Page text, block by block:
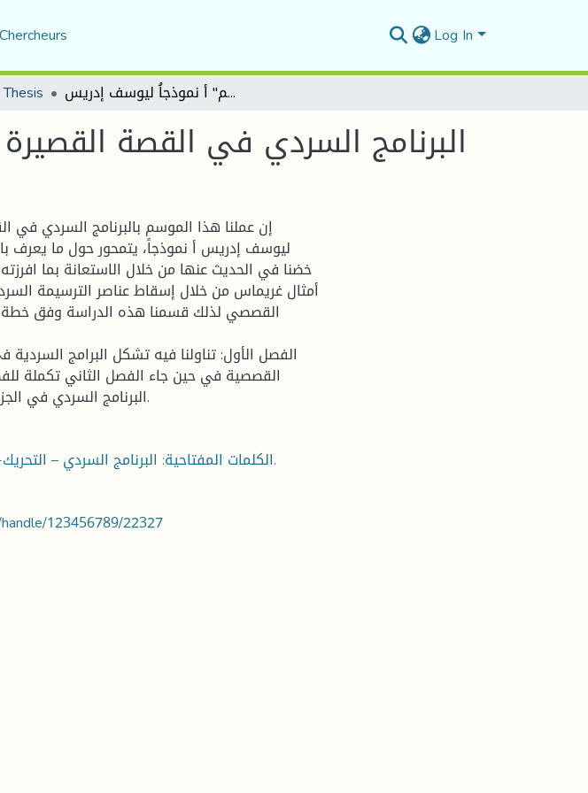
Log In
البرنامج السردي في القصة القصيرة "بيت من لحم" أ نموذجاُ ليوسف إدريس
البرنامج السردي في القصة
إن عملنا هذا الموسم بالبرنامج السردي
ليوسف إدريس أ نموذجاً، يتمحور حول ما يعرف
خضنا في الحديث عنها من خلال الاستعانة بما
أمثال غريماس من خلال إسقاط عناصر الترسيمة
القصصي لذلك قسمنا هذه الدراسة وفق
الفصل الأول: تناولنا فيه تشكل البرامج
القصصية في حين جاء الفصل الثاني تكملة
البرنامج السردي في الجزء الثاني من هذه المجموعة.
الكلمات المفتاحية: البرنامج السردي – التحريك- الكفاءة – الاداء – التقويم.
123456789/22327